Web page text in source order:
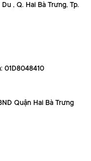
, Q. Hai Bà Trưng, Tp.
01D8048410
Quận Hai Bà Trưng